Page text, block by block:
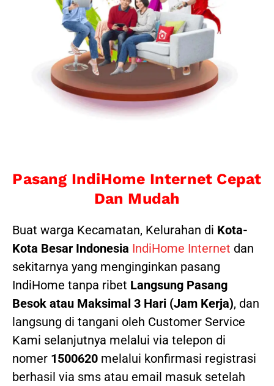
Pasang IndiHome Internet Cepat
Dan Mudah
Buat warga Kecamatan, Kelurahan di Kota-
Kota Besar Indonesia IndiHome Internet dan
sekitarnya yang menginginkan pasang
IndiHome tanpa ribet Langsung Pasang
Besok atau Maksimal 3 Hari (Jam Kerja), dan
langsung di tangani oleh Customer Service
Kami selanjutnya melalui via telepon di
nomer 1500620 melalui konfirmasi registrasi
berhasil via sms atau email masuk setelah